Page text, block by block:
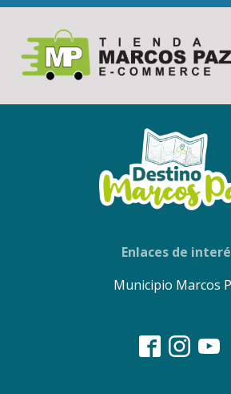
Enlaces de
Municipio Marcos